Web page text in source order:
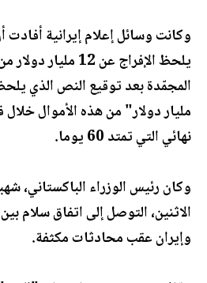
وكانت وسائل إعلام إيرانية أفادت
يلحظ الإفراج عن 12
مليار دولار" من هذه الأموال
نهائي التي تمتد 60 يوما.
وكان رئيس الوزراء الباكستاني،
الاثنين، التوصل إلى اتفاق سلام
وإيران عقب محادثات مكثفة.